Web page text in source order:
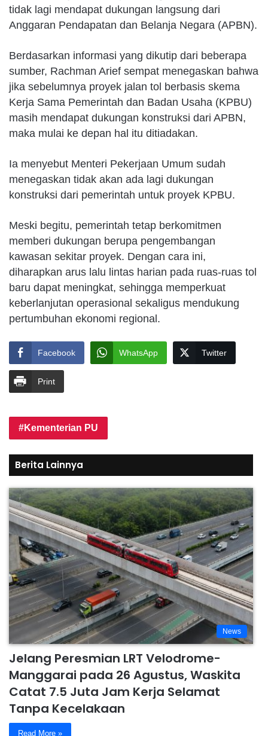
tidak lagi mendapat dukungan langsung dari
Anggaran Pendapatan dan Belanja Negara (APBN).
Berdasarkan informasi yang dikutip dari beberapa
sumber, Rachman Arief sempat menegaskan bahwa
jika sebelumnya proyek jalan tol berbasis skema
Kerja Sama Pemerintah dan Badan Usaha (KPBU)
masih mendapat dukungan konstruksi dari APBN,
maka mulai ke depan hal itu ditiadakan.
Ia menyebut Menteri Pekerjaan Umum sudah
menegaskan tidak akan ada lagi dukungan
konstruksi dari pemerintah untuk proyek KPBU.
Meski begitu, pemerintah tetap berkomitmen
memberi dukungan berupa pengembangan
kawasan sekitar proyek. Dengan cara ini,
diharapkan arus lalu lintas harian pada ruas-ruas tol
baru dapat meningkat, sehingga memperkuat
keberlanjutan operasional sekaligus mendukung
pertumbuhan ekonomi regional.
Facebook WhatsApp Twitter
Print
Kementerian PU
Berita Lainnya
News
Jelang Peresmian LRT Velodrome-
Manggarai pada 26 Agustus, Waskita
Catat 7.5 Juta Jam Kerja Selamat
Tanpa Kecelakaan
Read More »